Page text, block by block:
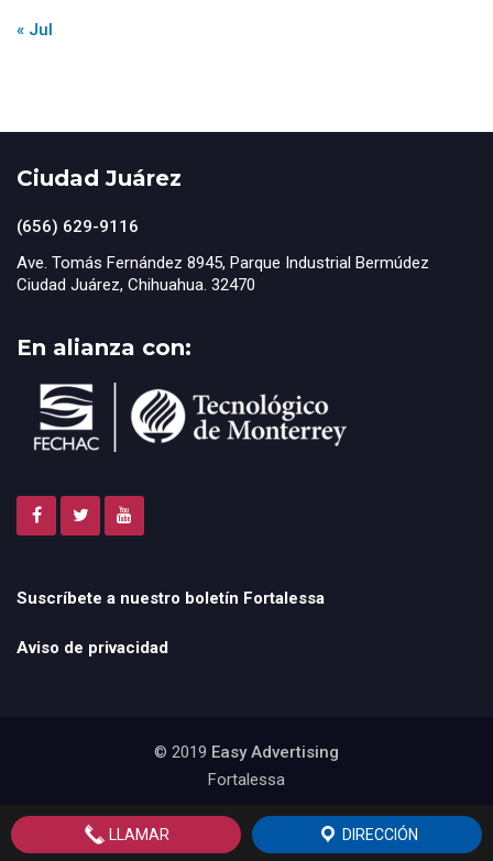
« Jul
Ciudad Juárez
(656) 629-9116
Ave. Tomás Fernández 8945, Parque Industrial Bermúdez
Ciudad Juárez, Chihuahua. 32470
En alianza con:
Suscríbete a nuestro boletín Fortalessa
Aviso de privacidad
© 2019 Easy Advertising
Fortalessa
LLAMAR DIRECCIÓN